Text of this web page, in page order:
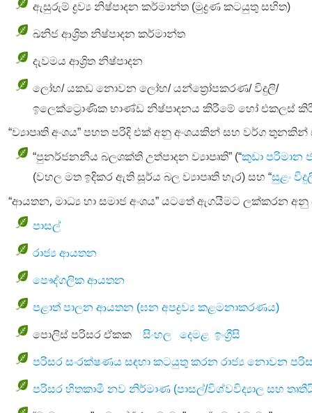
ඇසුරුම් ද්‍රව්‍ය නිෂ්පාදන කර්මාන්ත (මුද්‍රණ කටයුතු සහිත)
ඛනිජ ආශ්‍රිත නිෂ්පාදන කර්මාන්ත
දැවමය ආශ්‍රිත නිෂ්පාදන
ලෝහ/යකඩ නොවන ලෝහ/යන්ත්‍රෝපකරණ/විදුලි/
ඉලෙක්ට්‍රොණික භාණ්ඩ නිෂ්පාදනය කිරීමේ හෝ එකලස්
“ව්‍යාපෘති අංශය” පහත පරිදි එක් අනු අංශයකින් සහ වර්ග
“පුනර්ජනනීය බලශක්ති උත්පාදන ව්‍යාපෘති” (“කුඩා පරිමාන
(වහල මත ඉදිකර ඇති සූර්ය බල ව්‍යාපෘති හැර) සහ “සුළං
“ආයතන, මාධ්‍ය හා සමාජ අංශය” යටතේ ඇගයීමට ලක්කරන අනු
පාසල්
රාජ්‍ය ආයතන
පෞද්ගලික ආයතන
පළාත් පාලන ආයතන (ඝන අපද්‍රව්‍ය කළමනාකරණය)
පොලිස් පරිසර ඒකක සිංහල දෙමළ ඉංග්‍රීසි
පරිසර සංරක්ෂණය සඳහා කටයුතු කරන රාජ්‍ය නොවන
පරිසර හිතකාමී නව නිර්මාණ (පාසල්/විශ්වවිද්‍යාල සහ